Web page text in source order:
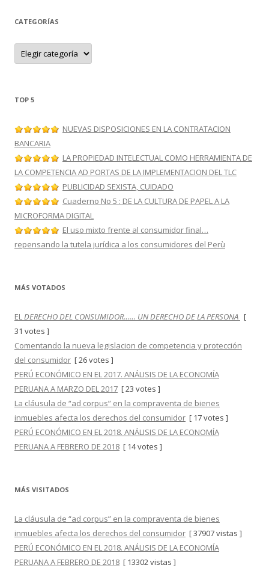
CATEGORÍAS
C
t
r
s
TOP 5
NUEVAS DISPOSICIONES EN LA CONTRATACION
BANCARIA
LA PROPIEDAD INTELECTUAL COMO HERRAMIENTA DE
LA COMPETENCIA AD PORTAS DE LA IMPLEMENTACION DEL TLC
PUBLICIDAD SEXISTA, CUIDADO
Cuaderno No 5 : DE LA CULTURA DE PAPEL A LA
MICROFORMA DIGITAL
El uso mixto frente al consumidor final…
repensando la tutela jurídica a los consumidores del Perù
MÁS VOTADOS
ELDERECHO DEL CONSUMIDOR…… UN DERECHO DE LA PERSONA [
31 votes ]
Comentando la nueva legislacion de competencia y protección
del consumidor [ 26 votes ]
PERÚ ECONÓMICO EN EL 2017. ANÁLISIS DE LA ECONOMÍA
PERUANA A MARZO DEL 2017 [ 23 votes ]
La cláusula de “ad corpus” en la compraventa de bienes
inmuebles afecta los derechos del consumidor [ 17 votes ]
PERÚ ECONÓMICO EN EL 2018. ANÁLISIS DE LA ECONOMÍA
PERUANA A FEBRERO DE 2018 [ 14 votes ]
MÁS VISITADOS
La cláusula de “ad corpus” en la compraventa de bienes
inmuebles afecta los derechos del consumidor [ 37907 vistas ]
PERÚ ECONÓMICO EN EL 2018. ANÁLISIS DE LA ECONOMÍA
PERUANA A FEBRERO DE 2018 [ 13302 vistas ]